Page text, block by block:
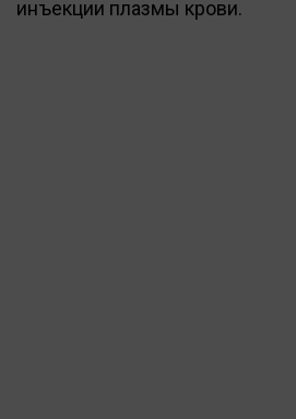
инъекции плазмы крови.